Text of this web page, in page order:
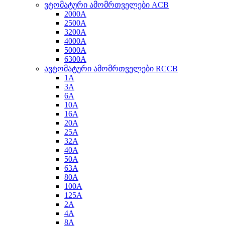
ვტომატური ამომრთველები ACB
2000A
2500A
3200A
4000A
5000A
6300A
ავტომატური ამომრთველები RCCB
1A
3A
6A
10A
16A
20A
25A
32A
40A
50A
63A
80A
100A
125A
2A
4A
8A